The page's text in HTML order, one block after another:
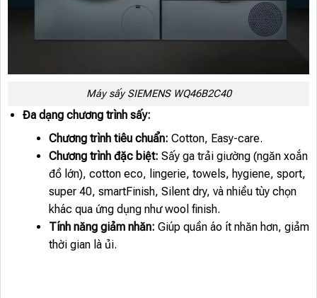
Máy sấy SIEMENS WQ46B2C40
Đa dạng chương trình sấy:
Chương trình tiêu chuẩn: Cotton, Easy-care.
Chương trình đặc biệt: Sấy ga trải giường (ngăn xoắn
đồ lớn), cotton eco, lingerie, towels, hygiene, sport,
super 40, smartFinish, Silent dry, và nhiều tùy chọn
khác qua ứng dụng như wool finish.
Tính năng giảm nhăn: Giúp quần áo ít nhăn hơn, giảm
thời gian là ủi.